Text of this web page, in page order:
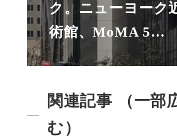
ク。ニューヨーク
術館、MoMA 5…
関連記事 （一部
む）